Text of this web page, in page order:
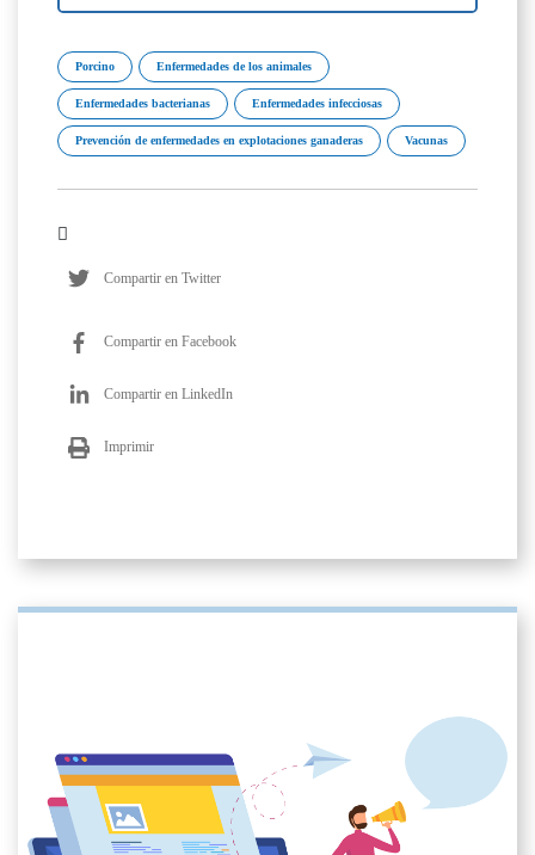
Porcino Enfermedades de los animales
Enfermedades bacterianas Enfermedades infecciosas
Prevención de enfermedades en explotaciones ganaderas Vacunas
Compartir en Twitter
Compartir en Facebook
Compartir en LinkedIn
Imprimir